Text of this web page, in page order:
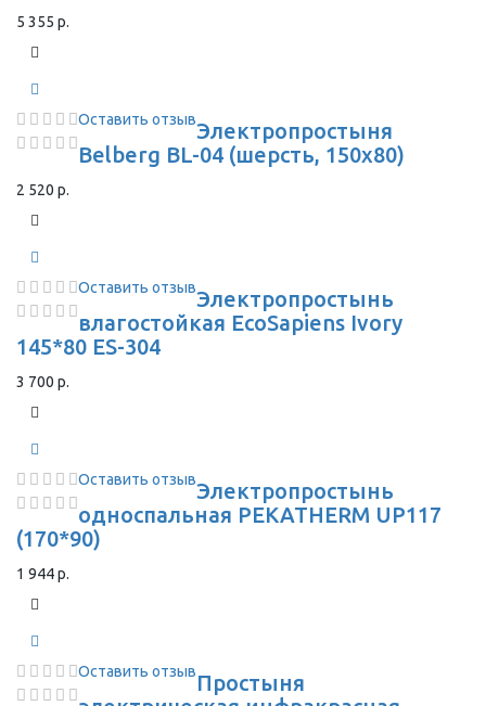
5 355 р.
Оставить отзывЭлектропростыня
Belberg BL-04 (шерсть, 150x80)
2 520 р.
Оставить отзывЭлектропростынь
влагостойкая EcoSapiens Ivory
145*80 ES-304
3 700 р.
Оставить отзывЭлектропростынь
односпальная PEKATHERM UP117
(170*90)
1 944 р.
Оставить отзывПростыня